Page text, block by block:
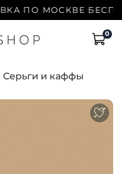
ПО МОСКВЕ
0
Серьги и каффы